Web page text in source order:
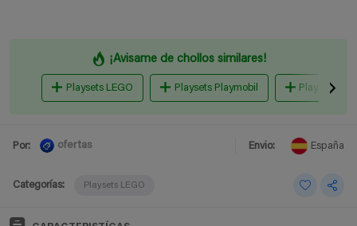
¡Avisame de chollos similares!
Playsets LEGO Playsets Playmobil Playsets
Por: ofertas Envio: España
Categorías: Playsets LEGO